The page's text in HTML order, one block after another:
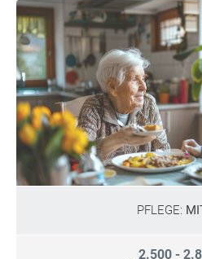
PFLEGE:
2.500 -